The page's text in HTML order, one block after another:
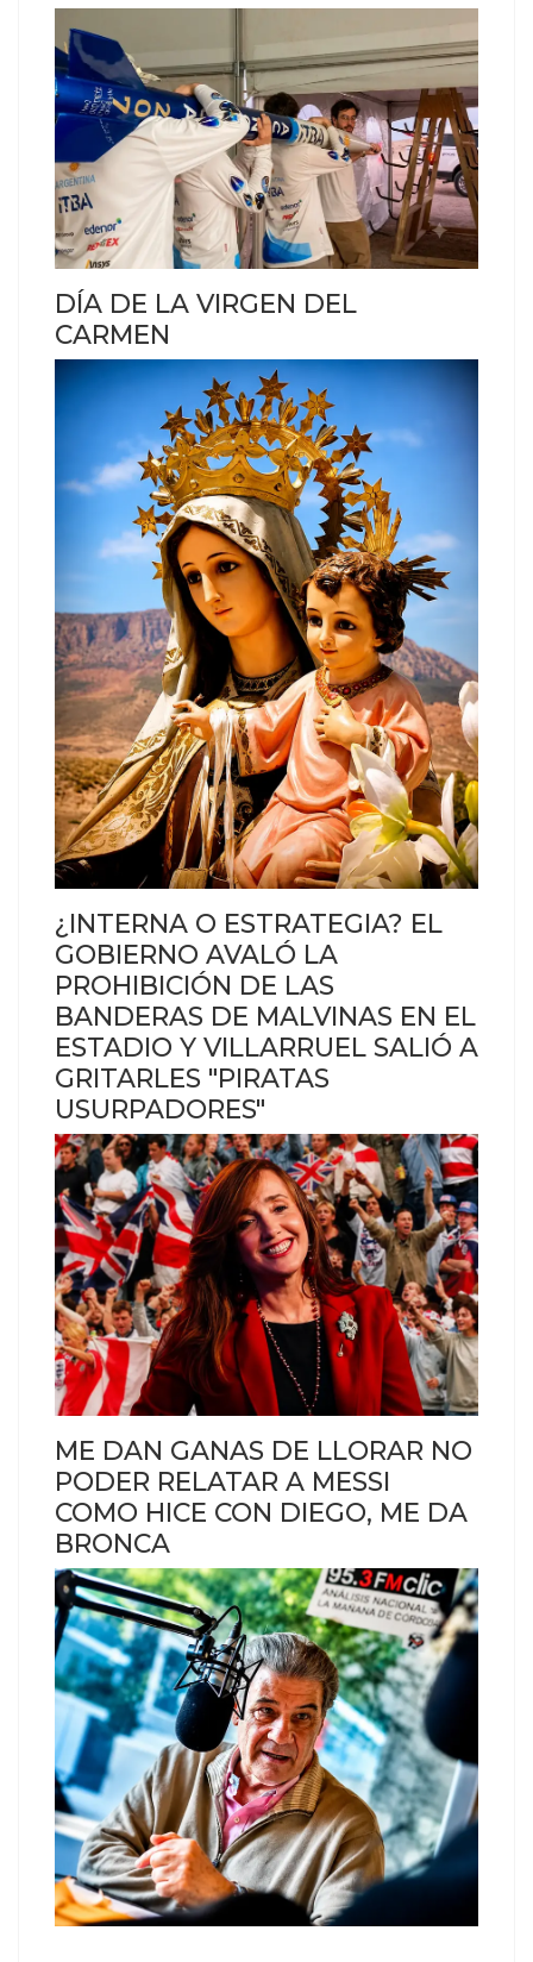
DÍA DE LA VIRGEN DEL
CARMEN
¿INTERNA O ESTRATEGIA? EL
GOBIERNO AVALÓ LA
PROHIBICIÓN DE LAS
BANDERAS DE MALVINAS EN EL
ESTADIO Y VILLARRUEL SALIÓ A
GRITARLES "PIRATAS
USURPADORES"
ME DAN GANAS DE LLORAR NO
PODER RELATAR A MESSI
COMO HICE CON DIEGO, ME DA
BRONCA